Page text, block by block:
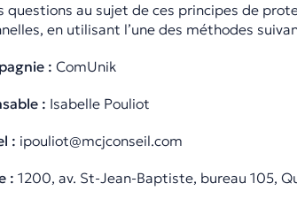
questions au sujet de ces principes de
en utilisant l’une des méthodes
: ComUnik
: Isabelle Pouliot
: ipouliot@mcjconseil.com
: 1200, av. St-Jean-Baptiste, bureau 105,